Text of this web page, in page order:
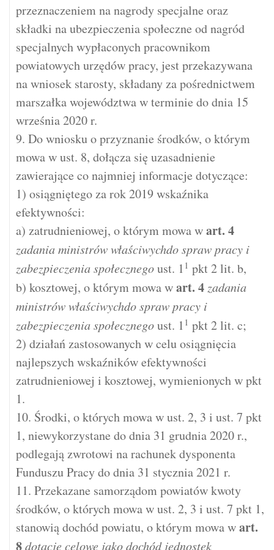
przeznaczeniem na nagrody specjalne oraz
składki na ubezpieczenia społeczne od nagród
specjalnych wypłaconych pracownikom
powiatowych urzędów pracy, jest przekazywana
na wniosek starosty, składany za pośrednictwem
marszałka województwa w terminie do dnia 15
września 2020 r.
9. Do wniosku o przyznanie środków, o którym
mowa w ust. 8, dołącza się uzasadnienie
zawierające co najmniej informacje dotyczące:
1) osiągniętego za rok 2019 wskaźnika
efektywności:
a) zatrudnieniowej, o którym mowa wart. 4
zadania ministrów właściwychdo spraw pracy i
zabezpieczenia społecznegoust. 1 1 pkt 2 lit. b,
b) kosztowej, o którym mowa wart. 4 zadania
ministrów właściwychdo spraw pracy i
zabezpieczenia społecznegoust. 1 1 pkt 2 lit. c;
2) działań zastosowanych w celu osiągnięcia
najlepszych wskaźników efektywności
zatrudnieniowej i kosztowej, wymienionych w pkt
1.
10. Środki, o których mowa w ust. 2, 3 i ust. 7 pkt
1, niewykorzystane do dnia 31 grudnia 2020 r.,
podlegają zwrotowi na rachunek dysponenta
Funduszu Pracy do dnia 31 stycznia 2021 r.
11. Przekazane samorządom powiatów kwoty
środków, o których mowa w ust. 2, 3 i ust. 7 pkt 1,
stanowią dochód powiatu, o którym mowa wart.
8dotacje celowe jako dochód jednostek